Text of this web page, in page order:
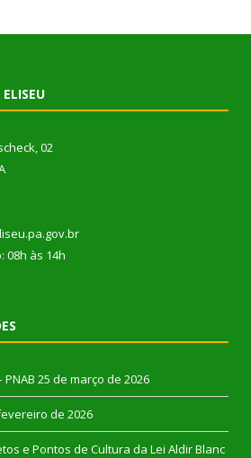
02
08h às 14h
PNAB 25 de março de 2026
de 2026
e Pontos de Cultura da Lei Aldir Blanc